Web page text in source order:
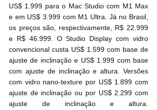
US$ 1.999 para o Mac Studio com M1 Max
e em US$ 3.999 com M1 Ultra. Já no Brasil,
os preços são, respectivamente, R$ 22.999
e R$ 46.999. O Studio Display com vidro
convencional custa US$ 1.599 com base de
ajuste de inclinação e US$ 1.999 com base
com ajuste de inclinação e altura. Versões
com vidro nano-texture por US$ 1.899 com
ajuste de inclinação ou por US$ 2.299 com
ajuste de inclinação e altura.